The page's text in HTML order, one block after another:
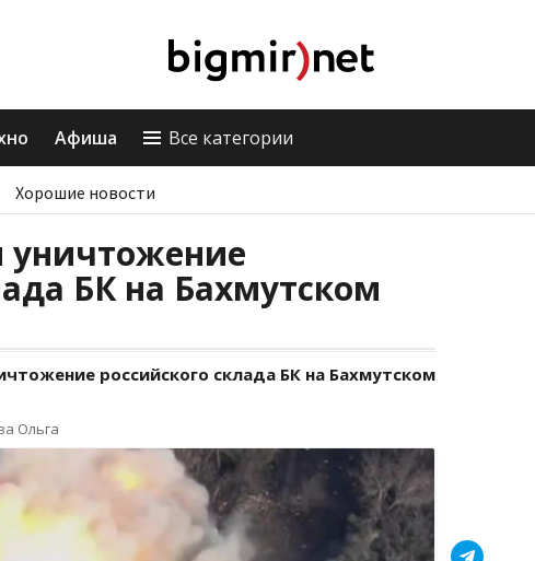
Афиша Все категории
Хорошие новости
уничтожение
БК на Бахмутском
российского склада БК на Бахмутском
Ольга